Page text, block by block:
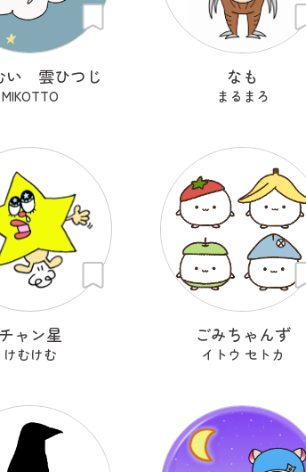
い 雲ひつじ
MIKOTTO
なも
まるまろ
チャン星
けむけむ
ごみちゃんず
イトウ セトカ